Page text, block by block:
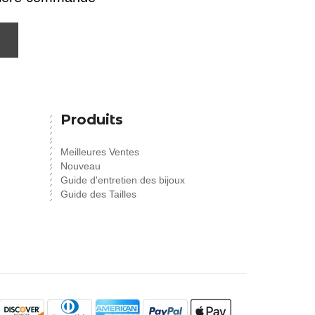
Produits
Meilleures Ventes
Nouveau
Guide d'entretien des bijoux
Guide des Tailles